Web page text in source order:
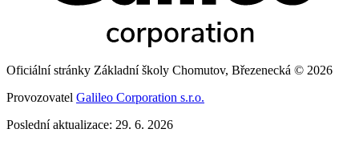
Oficiální stránky Základní školy Chomutov, Březenecká © 2026
Provozovatel Galileo Corporation s.r.o.
Poslední aktualizace: 29. 6. 2026